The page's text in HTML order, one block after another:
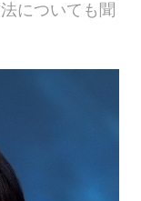
についても聞